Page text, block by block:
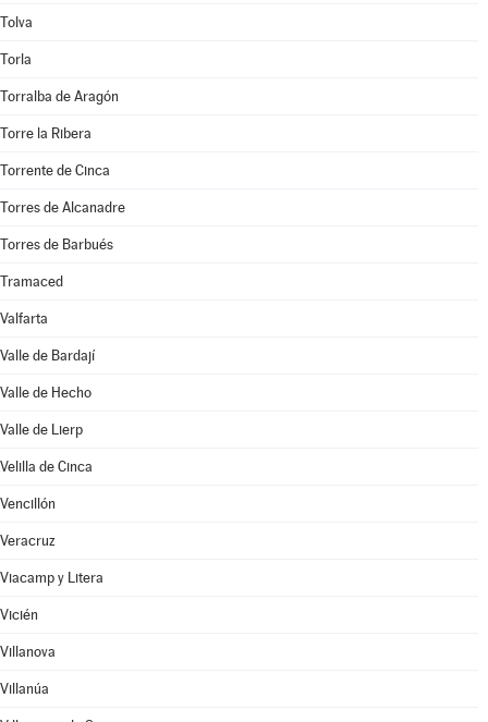
Tolva
Torla
Torralba de Aragón
Torre la Ribera
Torrente de Cinca
Torres de Alcanadre
Torres de Barbués
Tramaced
Valfarta
Valle de Bardají
Valle de Hecho
Valle de Lierp
Velilla de Cinca
Vencillón
Veracruz
Viacamp y Litera
Vicién
Villanova
Villanúa